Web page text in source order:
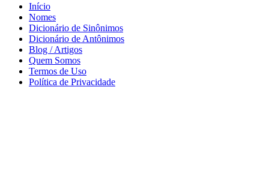
Início
Nomes
Dicionário de Sinônimos
Dicionário de Antônimos
Blog / Artigos
Quem Somos
Termos de Uso
Política de Privacidade